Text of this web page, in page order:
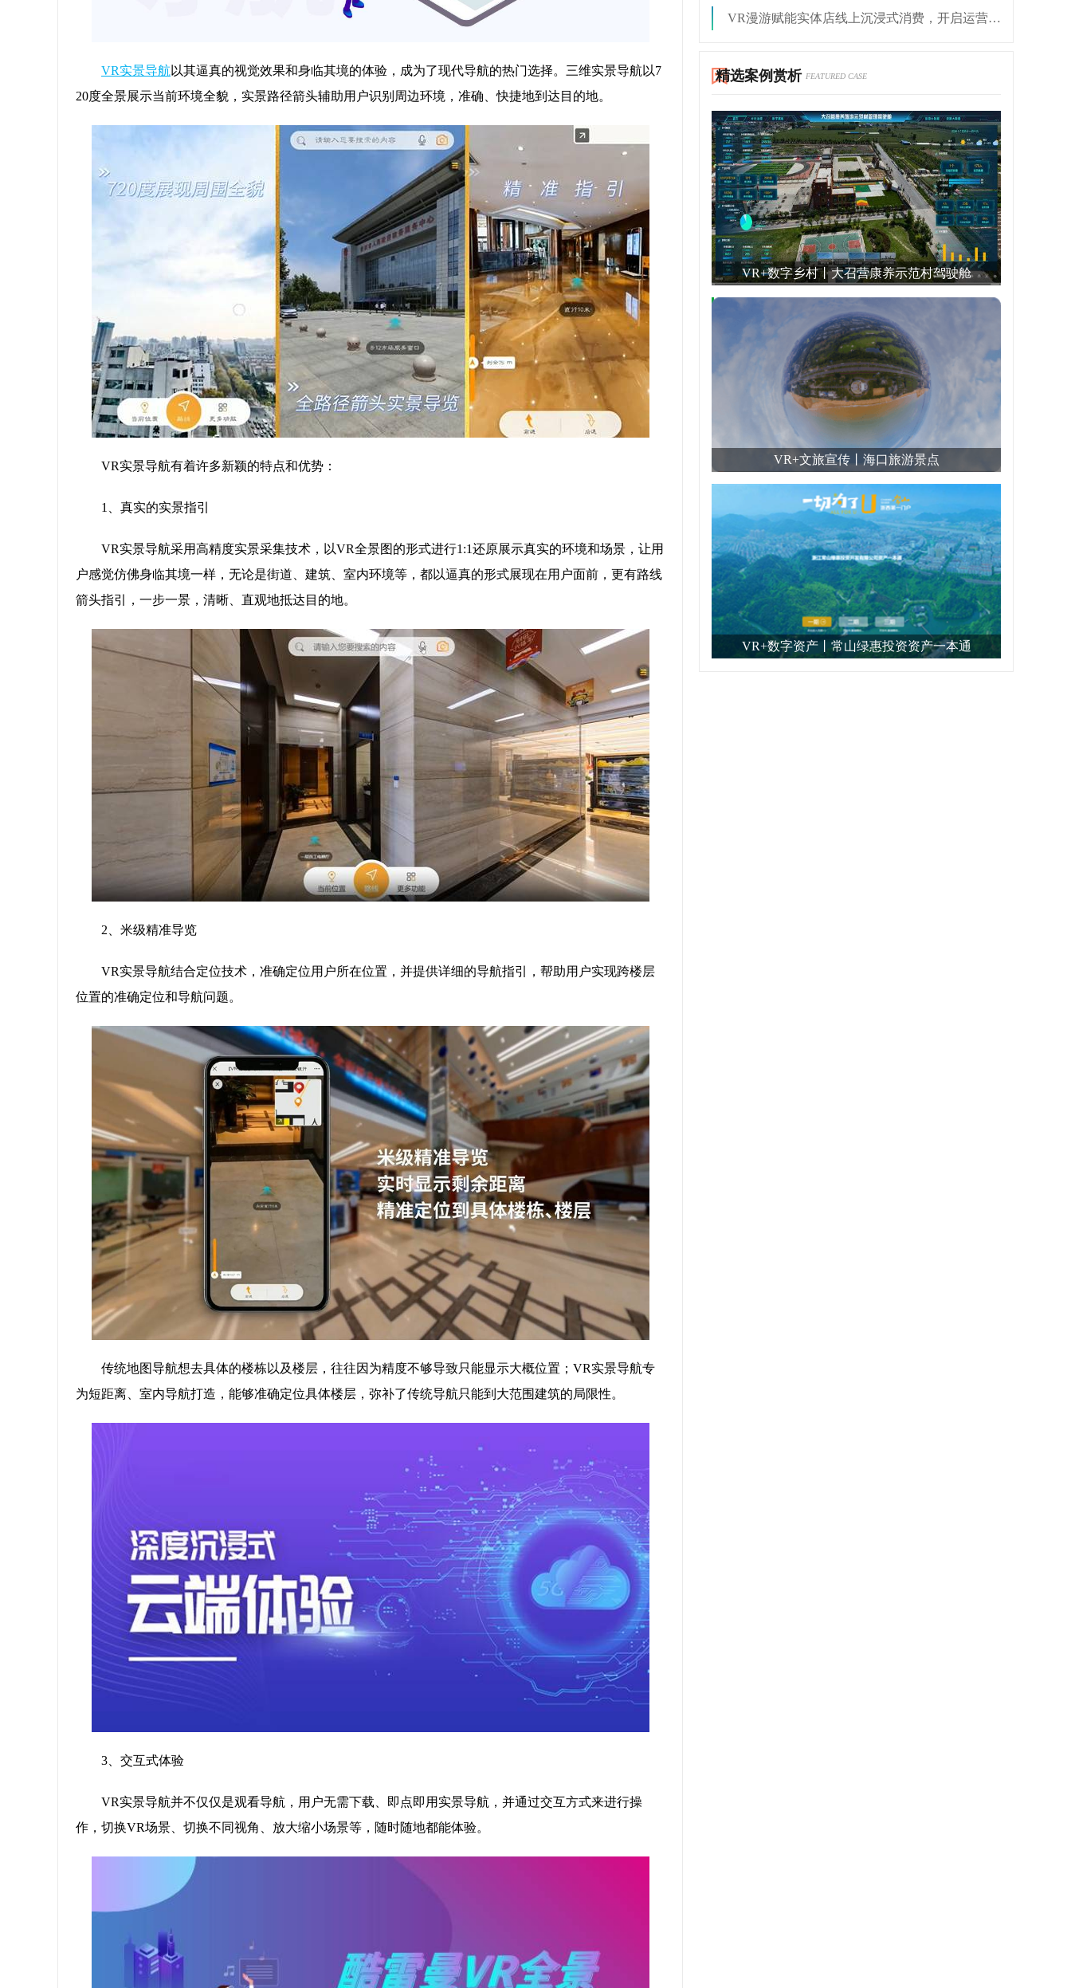
VR实景导航 以其逼真的视觉效果和身临其境的体验，成为了现代导航的热门选择。三维实景导航以7
20度全景展示当前环境全貌，实景路径箭头辅助用户识别周边环境，准确、快捷地到达目的地。
VR实景导航有着许多新颖的特点和优势：
1、真实的实景指引
VR实景导航采用高精度实景采集技术，以VR全景图的形式进行1:1还原展示真实的环境和场景，让用
户感觉仿佛身临其境一样，无论是街道、建筑、室内环境等，都以逼真的形式展现在用户面前，更有路线
箭头指引，一步一景，清晰、直观地抵达目的地。
2、米级精准导览
VR实景导航结合定位技术，准确定位用户所在位置，并提供详细的导航指引，帮助用户实现跨楼层
位置的准确定位和导航问题。
传统地图导航想去具体的楼栋以及楼层，往往因为精度不够导致只能显示大概位置；VR实景导航专
为短距离、室内导航打造，能够准确定位具体楼层，弥补了传统导航只能到大范围建筑的局限性。
3、交互式体验
VR实景导航并不仅仅是观看导航，用户无需下载、即点即用实景导航，并通过交互方式来进行操
作，切换VR场景、切换不同视角、放大缩小场景等，随时随地都能体验。
VR漫游赋能实体店线上沉浸式消费，开启运营新潮流
精选案例赏析 FEATURED CASE
VR+数字乡村丨大召营康养示范村驾驶舱
VR+文旅宣传丨海口旅游景点
VR+数字资产丨常山绿惠投资资产一本通